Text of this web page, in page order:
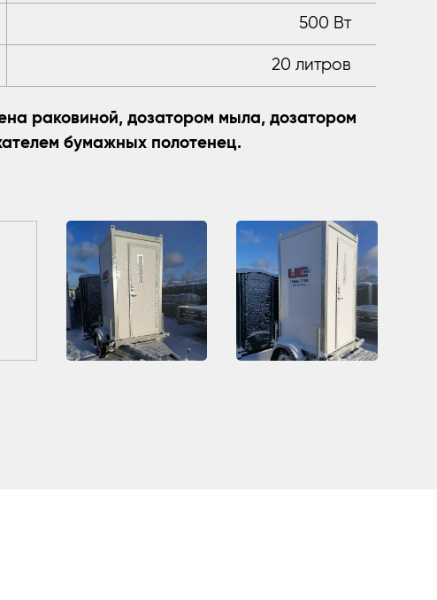
500 Вт
20 литров
раковиной, дозатором мыла, дозатором
бумажных полотенец.